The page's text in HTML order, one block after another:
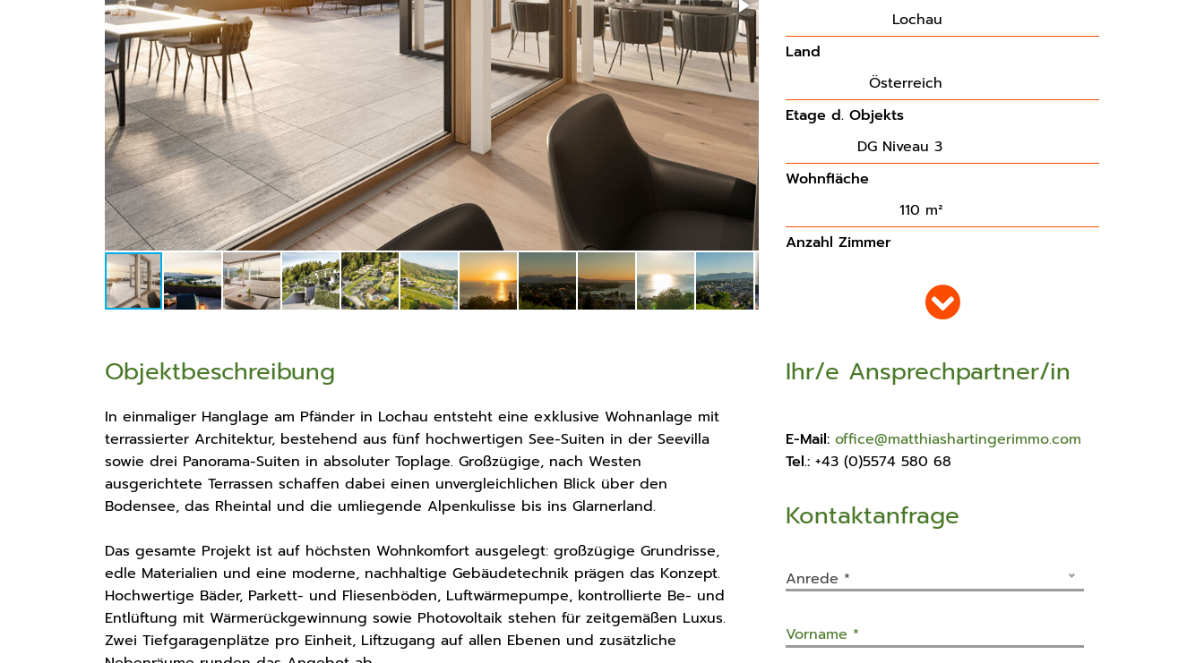
Lochau
Land
Österreich
Etage d. Objekts
DG Niveau 3
Wohnfläche
110 m²
Anzahl Zimmer
Anzahl Schlafzimmer
Anzahl Badezimmer
Balkon/Terrasse
Fläche
Stellplätze
Tiefgaragenstellplätze
à 47.500 € (Kauf)
Befeuerung
Objektbeschreibung
In einmaliger Hanglage am Pfänder in Lochau entsteht eine exklusive Wohnanlage mit
terrassierter Architektur, bestehend aus fünf hochwertigen See-Suiten in der Seevilla
sowie drei Panorama-Suiten in absoluter Toplage. Großzügige, nach Westen
ausgerichtete Terrassen schaffen dabei einen unvergleichlichen Blick über den
Bodensee, das Rheintal und die umliegende Alpenkulisse bis ins Glarnerland.
Das gesamte Projekt ist auf höchsten Wohnkomfort ausgelegt: großzügige Grundrisse,
edle Materialien und eine moderne, nachhaltige Gebäudetechnik prägen das Konzept.
Hochwertige Bäder, Parkett- und Fliesenböden, Luftwärmepumpe, kontrollierte Be- und
Entlüftung mit Wärmerückgewinnung sowie Photovoltaik stehen für zeitgemäßen Luxus.
Zwei Tiefgaragenplätze pro Einheit, Liftzugang auf allen Ebenen und zusätzliche
Ihr/e Ansprechpartner/in
E-Mail: office@matthiashartingerimmo.com
Tel.: +43 (0)5574 580 68
Kontaktanfrage
Anrede *
Vorname *